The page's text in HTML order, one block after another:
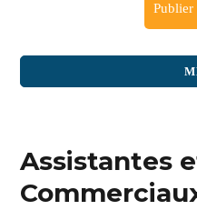
Publier
Assistantes